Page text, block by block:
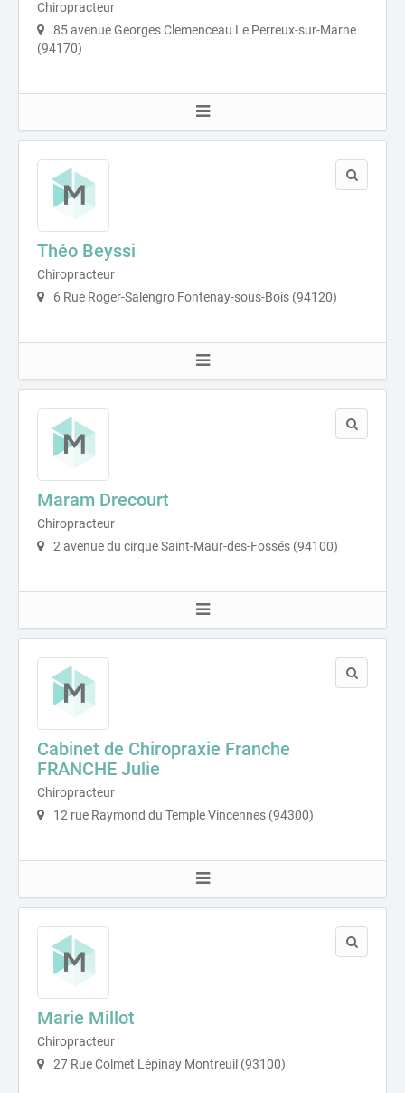
Chiropracteur
85 avenue Georges Clemenceau Le Perreux-sur-Marne
(94170)
Théo Beyssi
Chiropracteur
6 Rue Roger-Salengro Fontenay-sous-Bois (94120)
Maram Drecourt
Chiropracteur
2 avenue du cirque Saint-Maur-des-Fossés (94100)
Cabinet de Chiropraxie Franche
FRANCHE Julie
Chiropracteur
12 rue Raymond du Temple Vincennes (94300)
Marie Millot
Chiropracteur
27 Rue Colmet Lépinay Montreuil (93100)